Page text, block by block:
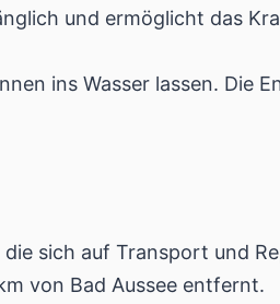
und ermöglicht das
ins Wasser lassen. Die
die sich auf Transport und
von Bad Aussee entfernt.